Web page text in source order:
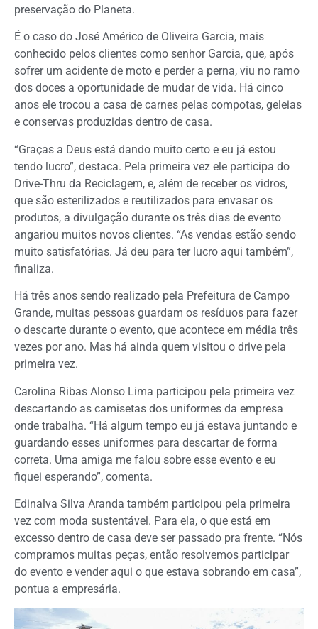
preservação do Planeta.
É o caso do José Américo de Oliveira Garcia, mais
conhecido pelos clientes como senhor Garcia, que, após
sofrer um acidente de moto e perder a perna, viu no ramo
dos doces a oportunidade de mudar de vida. Há cinco
anos ele trocou a casa de carnes pelas compotas, geleias
e conservas produzidas dentro de casa.
“Graças a Deus está dando muito certo e eu já estou
tendo lucro”, destaca. Pela primeira vez ele participa do
Drive-Thru da Reciclagem, e, além de receber os vidros,
que são esterilizados e reutilizados para envasar os
produtos, a divulgação durante os três dias de evento
angariou muitos novos clientes. “As vendas estão sendo
muito satisfatórias. Já deu para ter lucro aqui também”,
finaliza.
Há três anos sendo realizado pela Prefeitura de Campo
Grande, muitas pessoas guardam os resíduos para fazer
o descarte durante o evento, que acontece em média três
vezes por ano. Mas há ainda quem visitou o drive pela
primeira vez.
Carolina Ribas Alonso Lima participou pela primeira vez
descartando as camisetas dos uniformes da empresa
onde trabalha. “Há algum tempo eu já estava juntando e
guardando esses uniformes para descartar de forma
correta. Uma amiga me falou sobre esse evento e eu
fiquei esperando”, comenta.
Edinalva Silva Aranda também participou pela primeira
vez com moda sustentável. Para ela, o que está em
excesso dentro de casa deve ser passado pra frente. “Nós
compramos muitas peças, então resolvemos participar
do evento e vender aqui o que estava sobrando em casa”,
pontua a empresária.